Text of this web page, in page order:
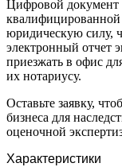
Цифровой
юридическую силу,
электронный отчет
приезжать в офис
их нотариусу.
Оставьте заявку,
бизнеса для
оценочной
Характеристики
Звенигород
Зеленоград
Зеленодольск
Зея
Златоуст
Иваново
Ивантеевка
Ижевск
Изобильный